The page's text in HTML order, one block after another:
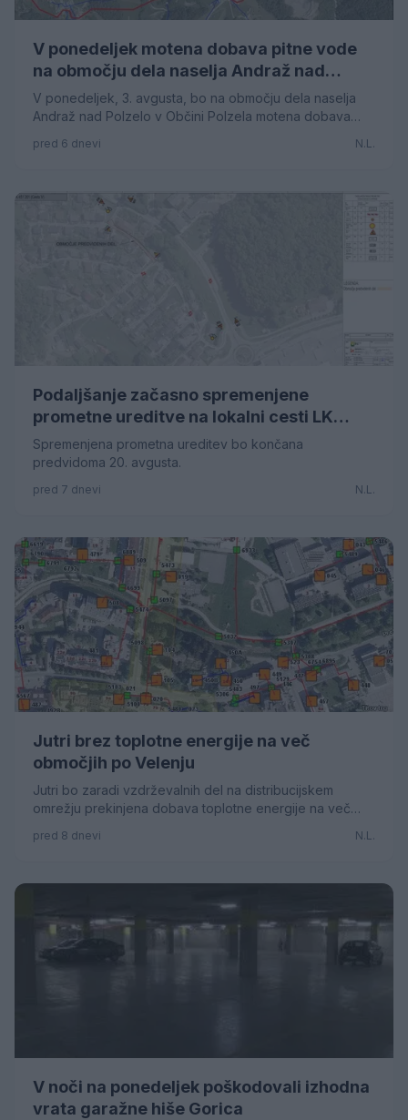
V ponedeljek motena dobava pitne vode
na območju dela naselja Andraž nad
Polzelo v Občini Polzela
V ponedeljek, 3. avgusta, bo na območju dela naselja
Andraž nad Polzelo v Občini Polzela motena dobava
pred 6 dnevi N.L.
Podaljšanje začasno spremenjene
prometne ureditve na lokalni cesti LK
451201 Cesta V
Spremenjena prometna ureditev bo končana
predvidoma 20. avgusta.
pred 7 dnevi N.L.
Jutri brez toplotne energije na več
območjih po Velenju
Jutri bo zaradi vzdrževalnih del na distribucijskem
omrežju prekinjena dobava toplotne energije na več
pred 8 dnevi N.L.
V noči na ponedeljek poškodovali izhodna
vrata garažne hiše Gorica